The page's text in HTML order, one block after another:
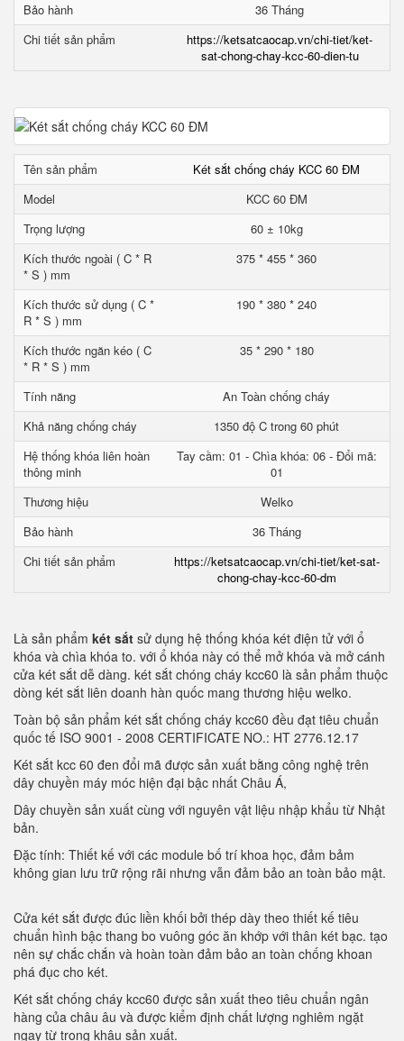
Bảo hành
36 Tháng
Chi tiết sản phẩm
https://ketsatcaocap.vn/chi-tiet/ket-
sat-chong-chay-kcc-60-dien-tu
Tên sản phẩm
Két sắt chống cháy KCC 60 ĐM
Model
KCC 60 ĐM
Trọng lượng
60 ± 10kg
Kích thước ngoài ( C * R
* S ) mm
375 * 455 * 360
Kích thước sử dụng ( C *
R * S ) mm
190 * 380 * 240
Kích thước ngăn kéo ( C
* R * S ) mm
35 * 290 * 180
Tính năng
An Toàn chống cháy
Khả năng chống cháy
1350 độ C trong 60 phút
Hệ thống khóa liên hoàn
thông minh
Tay cầm: 01 - Chìa khóa: 06 - Đổi mã:
01
Thương hiệu
Welko
Bảo hành
36 Tháng
Chi tiết sản phẩm
https://ketsatcaocap.vn/chi-tiet/ket-sat-
chong-chay-kcc-60-dm
Là sản phẩm két sắt sử dụng hệ thống khóa két điện tử với ổ
khóa và chìa khóa to. với ổ khóa này có thể mở khóa và mở cánh
cửa két sắt dễ dàng. két sắt chóng cháy kcc60 là sản phẩm thuộc
dòng két sắt liên doanh hàn quốc mang thương hiệu welko.
Toàn bộ sản phẩm két sắt chống cháy kcc60 đều đạt tiêu chuẩn
quốc tế ISO 9001 - 2008 CERTIFICATE NO.: HT 2776.12.17
Két sắt kcc 60 đen đổi mã được sản xuất bằng công nghệ trên
dây chuyền máy móc hiện đại bậc nhất Châu Á,
Dây chuyền sản xuất cùng với nguyên vật liệu nhập khẩu từ Nhật
bản.
Đặc tính: Thiết kế với các module bố trí khoa học, đảm bảm
không gian lưu trữ rộng rãi nhưng vẫn đảm bảo an toàn bảo mật.
Cửa két sắt được đúc liền khối bởi thép dày theo thiết kế tiêu
chuẩn hình bậc thang bo vuông góc ăn khớp với thân két bạc. tạo
nên sự chắc chắn và hoàn toàn đảm bảo an toàn chống khoan
phá đục cho két.
Két sắt chống cháy kcc60 được sản xuất theo tiêu chuẩn ngân
hàng của châu âu và được kiểm định chất lượng nghiêm ngặt
ngay từ trong khâu sản xuất.